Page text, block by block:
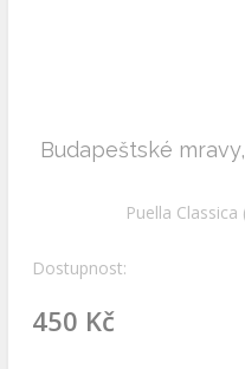
Budapeštské
Puella
Dostupnost:
450 Kč